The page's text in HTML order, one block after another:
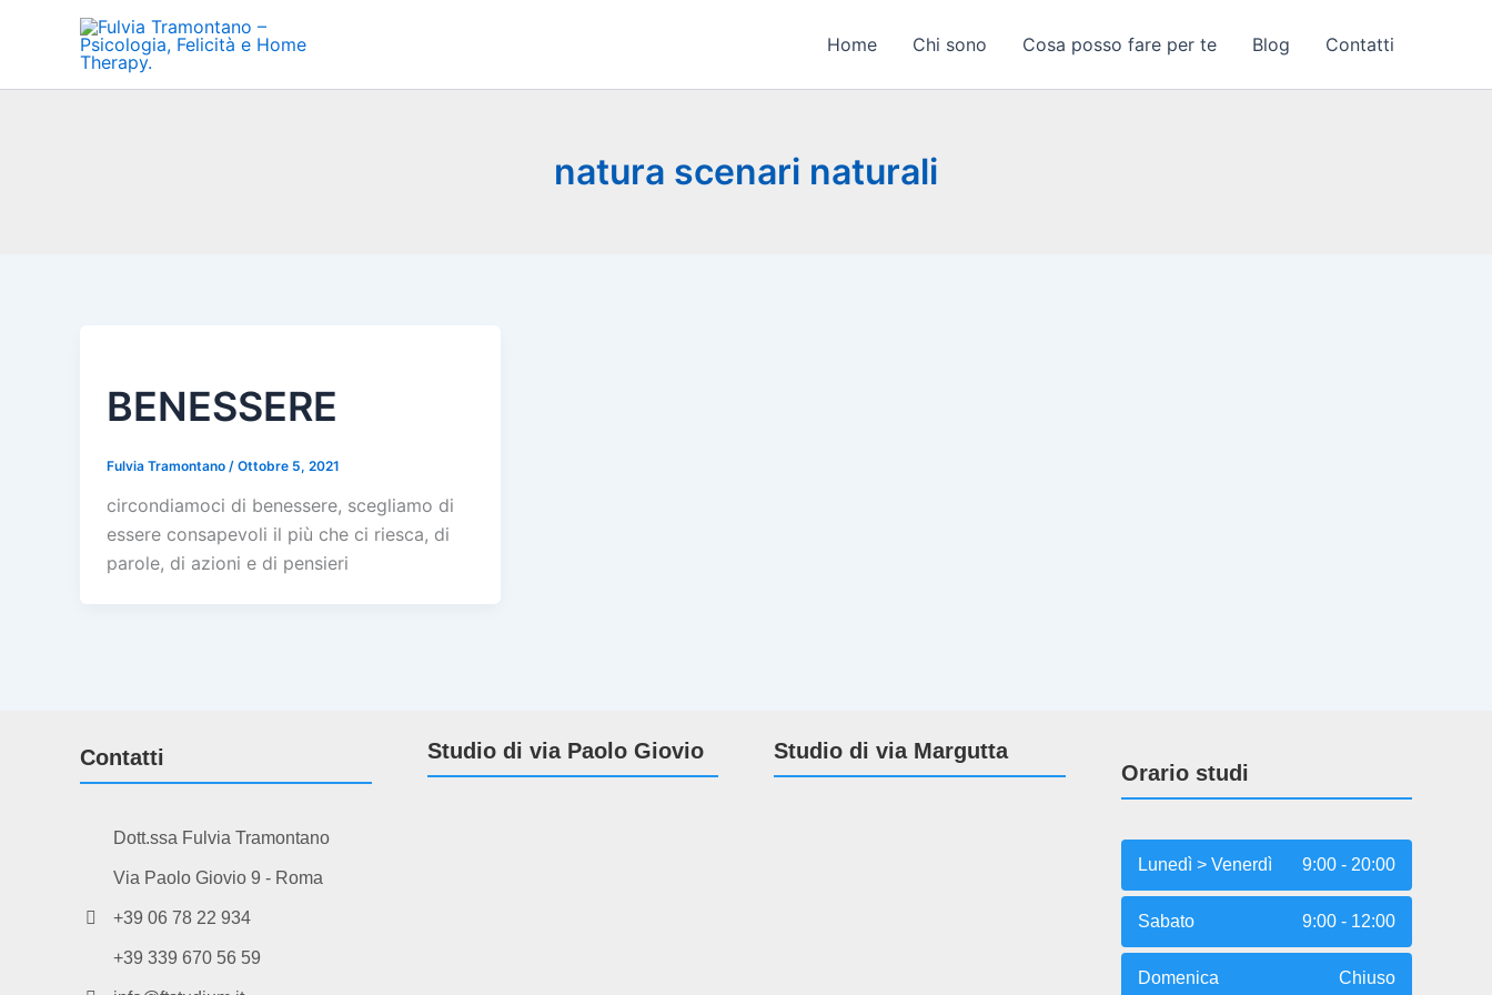
Home Chi sono Cosa posso fare per te Blog Contatti
natura scenari naturali
BENESSERE
Fulvia Tramontano / Ottobre 5, 2021
circondiamoci di benessere, scegliamo di
essere consapevoli il più che ci riesca, di
parole, di azioni e di pensieri
Contatti
Dott.ssa Fulvia Tramontano
Via Paolo Giovio 9 - Roma
+39 06 78 22 934
+39 339 670 56 59
Studio di via Paolo Giovio
Studio di via Margutta
Orario studi
Lunedì > Venerdì 9:00 - 20:00
Sabato 9:00 - 12:00
Domenica Chiuso